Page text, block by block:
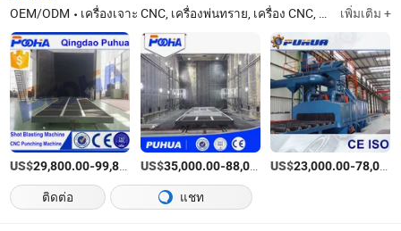
OEM/ODM เครื่องเจาะ CNC, เครื่องพ่นทราย, เครื่อง CNC, เครื่องพ่นทราย, เครื่องกด CNC, ห้องพ่นทราย, เครื่องพ่นล้อ, เครื่องกดเบรก CNC, อุปกรณ์พ่นทราย, อุปกรณ์ทำความสะอาด เพิ่มเติม +
US$29,800.00-99,800.00 /เตรียมตัว
US$35,000.00-88,000.00 /เตรียมตัว
US$23,000.00-78,000.00
ติดต่อ แชท